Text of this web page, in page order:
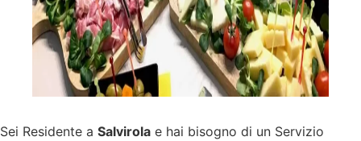
Sei Residente a Salvirola e hai bisogno di un Servizio